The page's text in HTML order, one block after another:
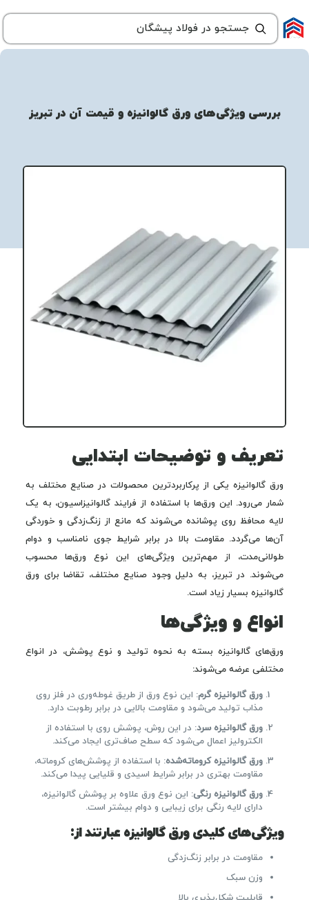
بررسی ویژگی‌های ورق گالوانیزه و قیمت آن در تبریز
تعریف و توضیحات ابتدایی
ورق گالوانیزه یکی از پرکاربردترین محصولات در صنایع مختلف به
شمار می‌رود. این ورق‌ها با استفاده از فرایند گالوانیزاسیون، به یک
لایه محافظ روی پوشانده می‌شوند که مانع از زنگ‌زدگی و خوردگی
آن‌ها می‌گردد. مقاومت بالا در برابر شرایط جوی نامناسب و دوام
طولانی‌مدت، از مهم‌ترین ویژگی‌های این نوع ورق‌ها محسوب
می‌شوند. در تبریز، به دلیل وجود صنایع مختلف، تقاضا برای ورق
گالوانیزه بسیار زیاد است.
انواع و ویژگی‌ها
ورق‌های گالوانیزه بسته به نحوه تولید و نوع پوشش، در انواع
مختلفی عرضه می‌شوند:
ورق گالوانیزه گرم: این نوع ورق از طریق غوطه‌وری در فلز روی
مذاب تولید می‌شود و مقاومت بالایی در برابر رطوبت دارد.
ورق گالوانیزه سرد: در این روش، پوشش روی با استفاده از
الکترولیز اعمال می‌شود که سطح صاف‌تری ایجاد می‌کند.
ورق گالوانیزه کروماته‌شده: با استفاده از پوشش‌های کروماته،
مقاومت بهتری در برابر شرایط اسیدی و قلیایی پیدا می‌کند.
ورق گالوانیزه رنگی: این نوع ورق علاوه بر پوشش گالوانیزه،
دارای لایه رنگی برای زیبایی و دوام بیشتر است.
ویژگی‌های کلیدی ورق گالوانیزه عبارتند از:
مقاومت در برابر زنگ‌زدگی
وزن سبک